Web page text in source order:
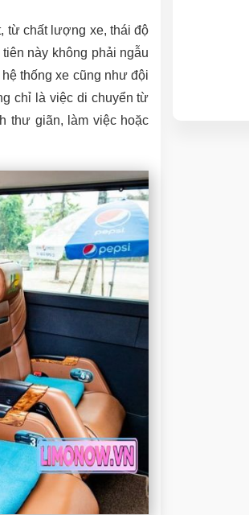
từ chất lượng xe, thái độ
này không phải ngẫu
thống xe cũng như đội
chỉ là việc di chuyển từ
thư giãn, làm việc hoặc